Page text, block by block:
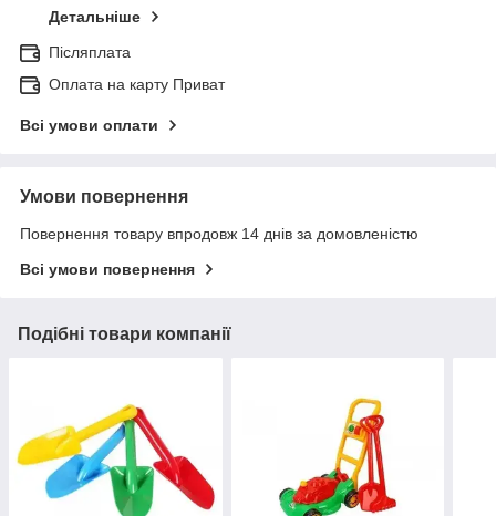
Детальніше
Післяплата
Оплата на карту Приват
Всі умови оплати
Умови повернення
Повернення товару впродовж 14 днів за домовленістю
Всі умови повернення
Подібні товари компанії